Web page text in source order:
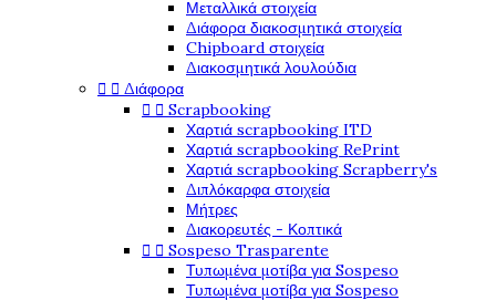
Μεταλλικά στοιχεία
Διάφορα διακοσμητικά στοιχεία
Chipboard στοιχεία
Διακοσμητικά λουλούδια
  Διάφορα
  Scrapbooking
Χαρτιά scrapbooking ITD
Χαρτιά scrapbooking RePrint
Χαρτιά scrapbooking Scrapberry's
Διπλόκαρφα στοιχεία
Μήτρες
Διακορευτές - Κοπτικά
  Sospeso Trasparente
Τυπωμένα μοτίβα για Sospeso
Τυπωμένα μοτίβα για Sospeso